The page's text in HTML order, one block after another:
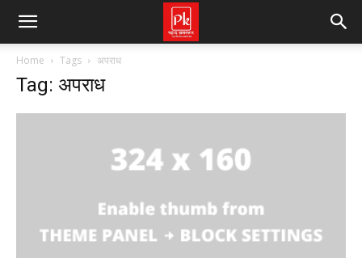
Home Tags अपराध
Tag: अपराध